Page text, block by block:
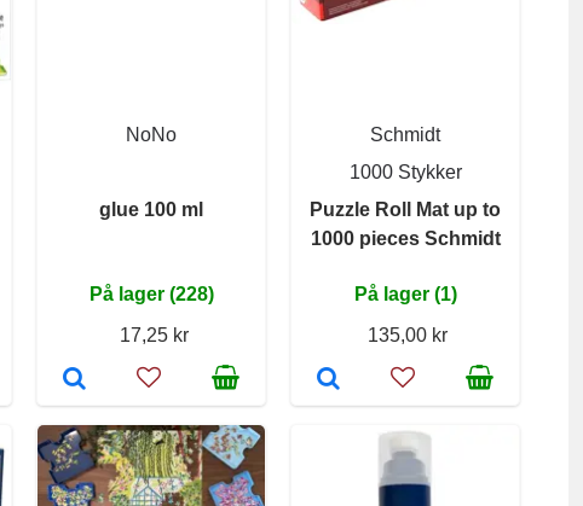
NoNo
glue 100 ml
På lager (228)
17,25 kr
Schmidt
1000 Stykker
Puzzle Roll Mat up to
1000 pieces Schmidt
På lager (1)
135,00 kr